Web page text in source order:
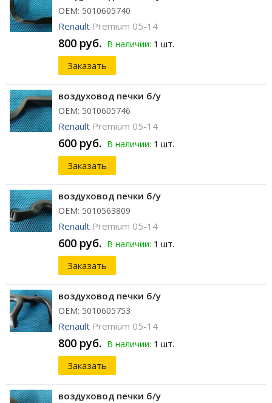
ОЕМ: 5010605740
Renault Premium 05-14
800 руб. В наличии: 1 шт.
Заказать
воздуховод печки б/у
ОЕМ: 5010605746
Renault Premium 05-14
600 руб. В наличии: 1 шт.
Заказать
воздуховод печки б/у
ОЕМ: 5010563809
Renault Premium 05-14
600 руб. В наличии: 1 шт.
Заказать
воздуховод печки б/у
ОЕМ: 5010605753
Renault Premium 05-14
800 руб. В наличии: 1 шт.
Заказать
воздуховод печки б/у